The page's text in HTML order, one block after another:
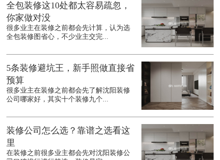
全包装修这10处都太容易疏忽，
你家做对没
很多业主在装修之前都会先计算，认为选
全包装修图省心，不少业主交完...
5条装修避坑王，新手照做直接省
预算
很多业主在装修之前都会先了解沈阳装修
公司哪家好，其实十个装修九个...
装修公司怎么选？靠谱之选看这
里
在装修之前很多业主都会先对沈阳装修公